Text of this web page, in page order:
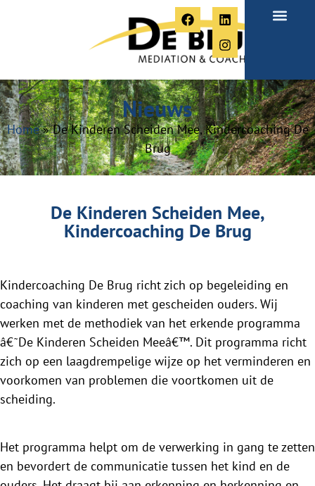
Nieuws
Home»De Kinderen Scheiden Mee, Kindercoaching De
Brug
De Kinderen Scheiden Mee,
Kindercoaching De Brug
Kindercoaching De Brug richt zich op begeleiding en
coaching van kinderen met gescheiden ouders. Wij
werken met de methodiek van het erkende programma
â€˜De Kinderen Scheiden Meeâ€™. Dit programma richt
zich op een laagdrempelige wijze op het verminderen en
voorkomen van problemen die voortkomen uit de
scheiding.
Het programma helpt om de verwerking in gang te zetten
en bevordert de communicatie tussen het kind en de